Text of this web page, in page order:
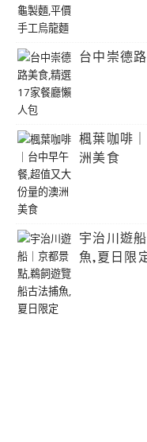
台中崇德
楓葉咖啡
洲美食
宇治川遊
魚,夏日限